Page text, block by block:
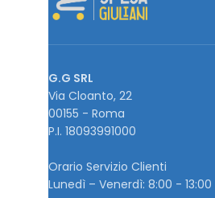
G.G SRL
Via Cloanto, 22
00155 - Roma
P.I. ‭18093991000
Orario Servizio Clienti
Lunedì – Venerdì: 8:00 - 13:00